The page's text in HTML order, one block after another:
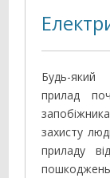
Будь-
прилад
захисту
приладу